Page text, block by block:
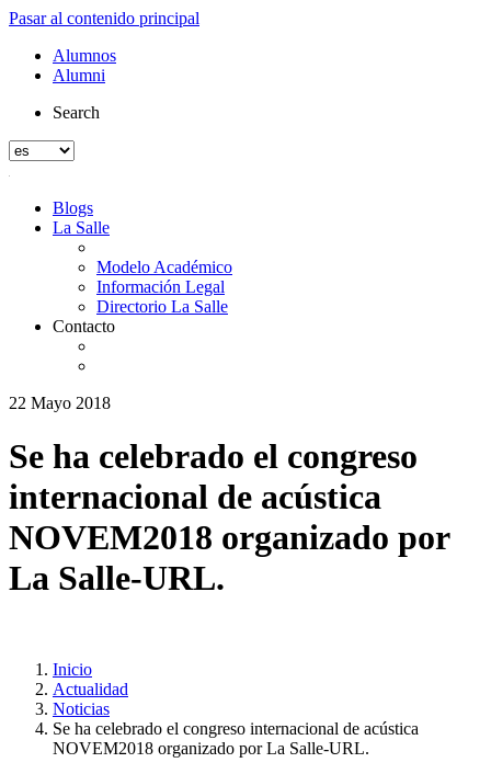
Pasar al contenido principal
Alumnos
Alumni
Search
Blogs
La Salle
Modelo Académico
Información Legal
Directorio La Salle
Contacto
22 Mayo 2018
Se ha celebrado el congreso
internacional de acústica
NOVEM2018 organizado por
La Salle-URL.
Inicio
Actualidad
Noticias
Se ha celebrado el congreso internacional de acústica
NOVEM2018 organizado por La Salle-URL.